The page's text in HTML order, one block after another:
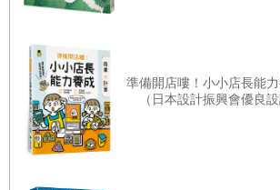
是一件容易的事。
「字」，就是「字」，不是戲臺上
舞足蹈的，一見就讓人捧腹大笑。曼妙
飛，悲傷的音符，也讓淚水無聲滴落
準備開店嘍！小小店長能
（日本設計振興會優良